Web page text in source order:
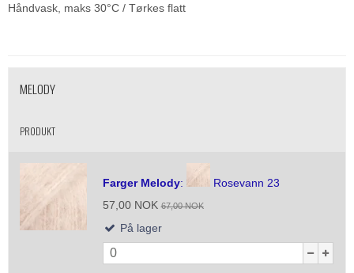
Håndvask, maks 30°C / Tørkes flatt
MELODY
PRODUKT
Farger Melody:
Rosevann 23
57,00 NOK 67,00 NOK
På lager